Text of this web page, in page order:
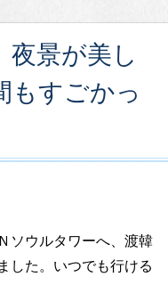
夜景が美し
もすごかっ
ソウルタワーへ、渡韓
した。いつでも行ける